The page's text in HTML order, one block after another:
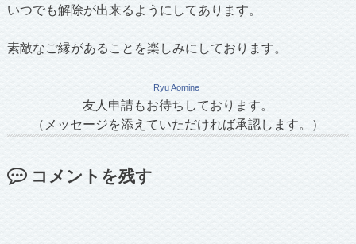
いつでも解除が出来るようにしてあります。
素敵なご縁があることを楽しみにしております。
Ryu Aomine
友人申請もお待ちしております。
（メッセージを添えていただければ承認します。）
コメントを残す